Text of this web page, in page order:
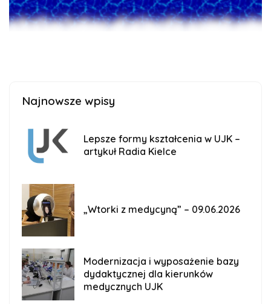
Najnowsze wpisy
Lepsze formy kształcenia w UJK –
artykuł Radia Kielce
„Wtorki z medycyną” – 09.06.2026
Modernizacja i wyposażenie bazy
dydaktycznej dla kierunków
medycznych UJK